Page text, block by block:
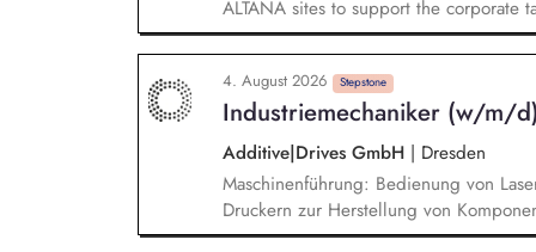
ALTANA sites to support the corporate
sourcing. Monitoring regulatory
electricity procurement (e.g., GHG
company's energy procurement
and EHSR. Development and
ensure transparency regarding energy
sustainability-related KPIs through
4. August 2026 Stepstone
Industriemechaniker (w/m/
Additive|Drives GmbH | Dresden
Maschinenführung: Bedienung von
Druckern zur Herstellung von
von Baugruppen und Prototypen,